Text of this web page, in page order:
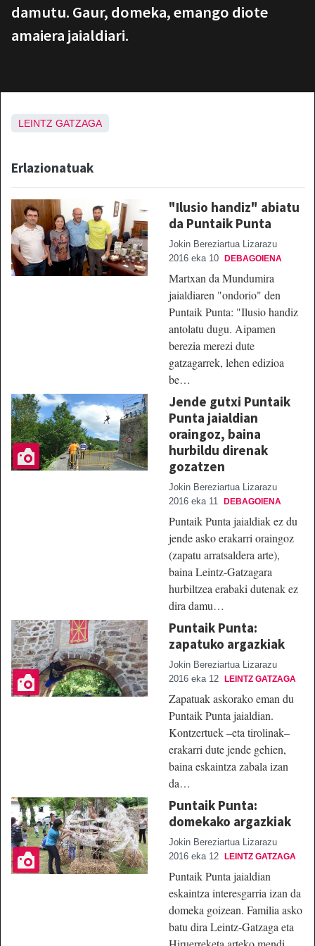
damutu. Gaur, domeka, emango diote
amaiera jaialdiari.
LEINTZ GATZAGA
Erlazionatuak
"Ilusio handiz" abiatu
da Puntaik Punta
Jokin Bereziartua Lizarazu
2016 eka 10
DEBAGOIENA
Martxan da Mundumira
jaialdiaren "ondorio" den
Puntaik Punta: "Ilusio handiz
antolatu dugu. Aipamen
berezia merezi dute
gatzagarrek, lehen edizioa
be…
Jende gutxi Puntaik
Punta jaialdian
oraingoz, baina
hurbildu direnak
gozatzen
Jokin Bereziartua Lizarazu
2016 eka 11
DEBAGOIENA
Puntaik Punta jaialdiak ez du
jende asko erakarri oraingoz
(zapatu arratsaldera arte),
baina Leintz-Gatzagara
hurbiltzea erabaki dutenak ez
dira damu…
Puntaik Punta:
zapatuko argazkiak
Jokin Bereziartua Lizarazu
2016 eka 12
LEINTZ GATZAGA
Zapatuak askorako eman du
Puntaik Punta jaialdian.
Kontzertuek –eta tirolinak–
erakarri dute jende gehien,
baina eskaintza zabala izan
da…
Puntaik Punta:
domekako argazkiak
Jokin Bereziartua Lizarazu
2016 eka 12
LEINTZ GATZAGA
Puntaik Punta jaialdian
eskaintza interesgarria izan da
domeka goizean. Familia asko
batu dira Leintz-Gatzaga eta